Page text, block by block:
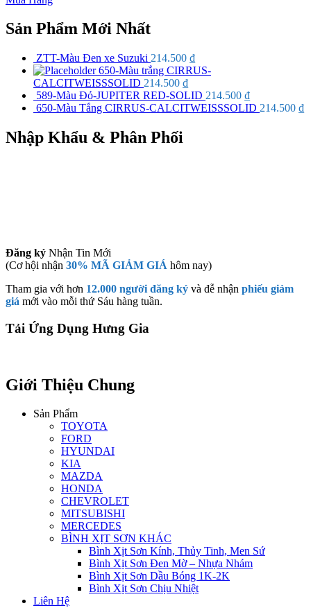
Sản Phẩm Mới Nhất
ZTT-Màu Đen xe Suzuki 214.500 ₫
650-Màu trắng CIRRUS-
CALCITWEISSSOLID 214.500 ₫
589-Màu Đỏ-JUPITER RED-SOLID 214.500 ₫
650-Màu Tắng CIRRUS-CALCITWEISSSOLID 214.500 ₫
Nhập Khẩu & Phân Phối
Đăng ký Nhận Tin Mới
(Cơ hội nhận 30% MÃ GIẢM GIÁ hôm nay)
Tham gia với hơn 12.000 người đăng ký và đễ nhận phiếu giảm
giá mới vào mỗi thứ Sáu hàng tuần.
Tải Ứng Dụng Hưng Gia
Giới Thiệu Chung
Sản Phẩm
TOYOTA
FORD
HYUNDAI
KIA
MAZDA
HONDA
CHEVROLET
MITSUBISHI
MERCEDES
BÌNH XỊT SƠN KHÁC
Bình Xịt Sơn Kính, Thủy Tinh, Men Sứ
Bình Xịt Sơn Đen Mờ – Nhựa Nhám
Bình Xịt Sơn Dầu Bóng 1K-2K
Bình Xịt Sơn Chịu Nhiệt
Liên Hệ